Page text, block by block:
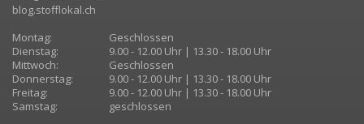
blog.stofflokal.ch
Montag:
Geschlossen
Dienstag:
9.00 - 12.00 Uhr | 13.30 - 18.00 Uhr
Mittwoch:
Geschlossen
Donnerstag:
9.00 - 12.00 Uhr | 13.30 - 18.00 Uhr
Freitag:
9.00 - 12.00 Uhr | 13.30 - 18.00 Uhr
Samstag:
geschlossen